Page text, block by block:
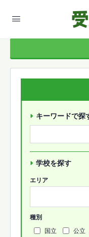
キーワードで探
学校を探す
エリア
種別
国立
公立